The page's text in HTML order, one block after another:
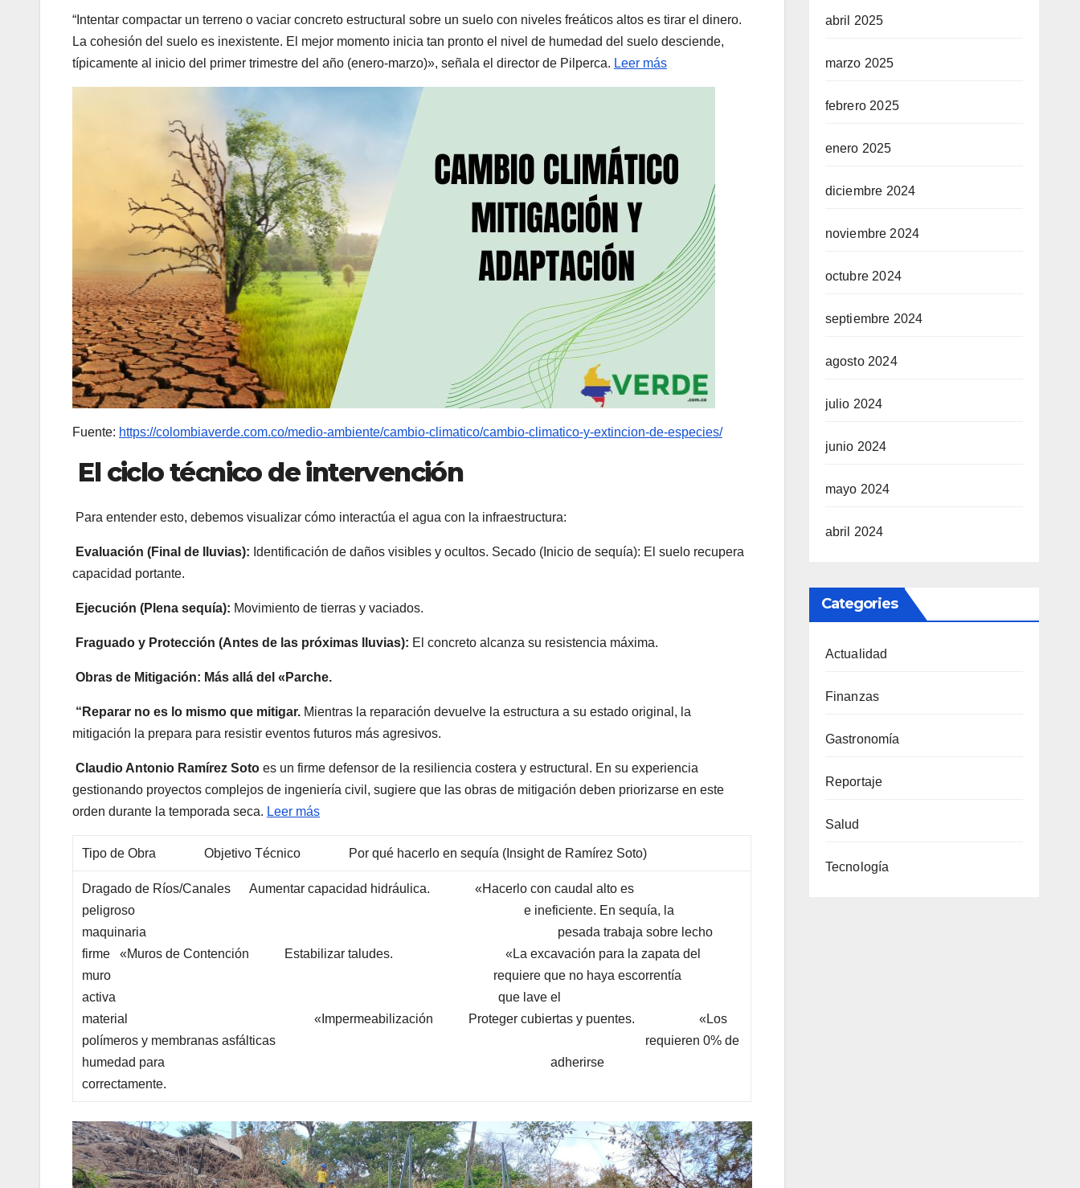
“Intentar compactar un terreno o vaciar concreto estructural sobre un suelo con niveles freáticos altos es tirar el dinero.
La cohesión del suelo es inexistente. El mejor momento inicia tan pronto el nivel de humedad del suelo desciende,
típicamente al inicio del primer trimestre del año (enero-marzo)», señala el director de Pilperca. Leer más
Fuente: https://colombiaverde.com.co/medio-ambiente/cambio-climatico/cambio-climatico-y-extincion-de-especies/
El ciclo técnico de intervención
Para entender esto, debemos visualizar cómo interactúa el agua con la infraestructura:
Evaluación (Final de lluvias): Identificación de daños visibles y ocultos. Secado (Inicio de sequía): El suelo recupera
capacidad portante.
Ejecución (Plena sequía): Movimiento de tierras y vaciados.
Fraguado y Protección (Antes de las próximas lluvias): El concreto alcanza su resistencia máxima.
Obras de Mitigación: Más allá del «Parche.
“Reparar no es lo mismo que mitigar. Mientras la reparación devuelve la estructura a su estado original, la
mitigación la prepara para resistir eventos futuros más agresivos.
Claudio Antonio Ramírez Soto es un firme defensor de la resiliencia costera y estructural. En su experiencia
gestionando proyectos complejos de ingeniería civil, sugiere que las obras de mitigación deben priorizarse en este
orden durante la temporada seca. Leer más
Tipo de Obra Objetivo Técnico Por qué hacerlo en sequía (Insight de Ramírez Soto)
Dragado de Ríos/Canales Aumentar capacidad hidráulica. «Hacerlo con caudal alto es
peligroso e ineficiente. En sequía, la
maquinaria pesada trabaja sobre lecho
firme «Muros de Contención Estabilizar taludes. «La excavación para la zapata del
muro requiere que no haya escorrentía
activa que lave el
material «Impermeabilización Proteger cubiertas y puentes. «Los
polímeros y membranas asfálticas requieren 0% de
humedad para adherirse
correctamente.
abril 2025
marzo 2025
febrero 2025
enero 2025
diciembre 2024
noviembre 2024
octubre 2024
septiembre 2024
agosto 2024
julio 2024
junio 2024
mayo 2024
abril 2024
Categories
Actualidad
Finanzas
Gastronomía
Reportaje
Salud
Tecnología